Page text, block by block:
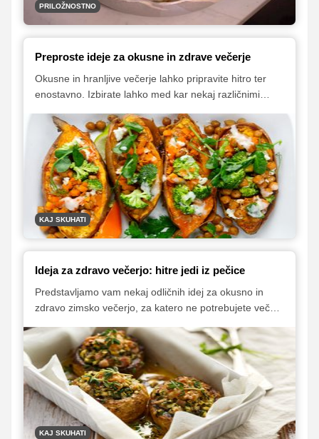
okusne večerje.
PRILOŽNOSTNO
Preproste ideje za okusne in zdrave večerje
Okusne in hranljive večerje lahko pripravite hitro ter
enostavno. Izbirate lahko med kar nekaj različnimi
prilagajanja sestavin vašim preferencam in okusu. V
nadaljevanju vam predstavljamo nekaj preprostih
receptov, ki niso samo hranljivi, temveč tudi preprosti
za pripravo.
KAJ SKUHATI
Ideja za zdravo večerjo: hitre jedi iz pečice
Predstavljamo vam nekaj odličnih idej za okusno in
zdravo zimsko večerjo, za katero ne potrebujete več
KAJ SKUHATI